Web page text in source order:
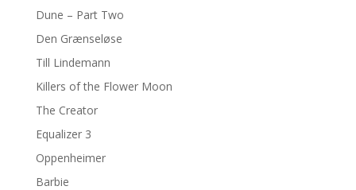
Dune – Part Two
Den Grænseløse
Till Lindemann
Killers of the Flower Moon
The Creator
Equalizer 3
Oppenheimer
Barbie